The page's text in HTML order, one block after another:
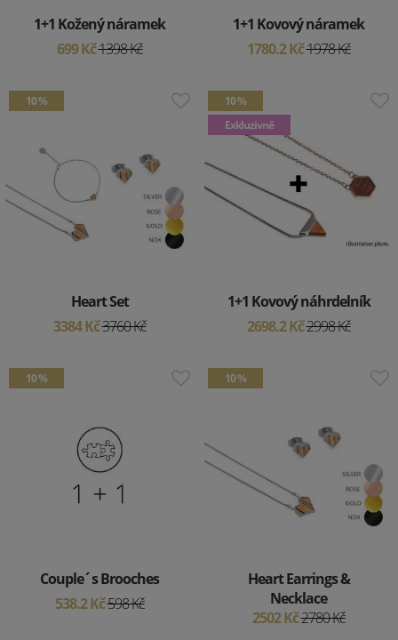
1+1 Kožený náramek
699 Kč1398 Kč
1+1 Kovový náramek
1780.2 Kč1978 Kč
10 %
Heart Set
3384 Kč3760 Kč
10 %
Exkluzivně
1+1 Kovový náhrdelník
2698.2 Kč2998 Kč
10 %
Couple´s Brooches
538.2 Kč598 Kč
10 %
Heart Earrings &
Necklace
2502 Kč2780 Kč